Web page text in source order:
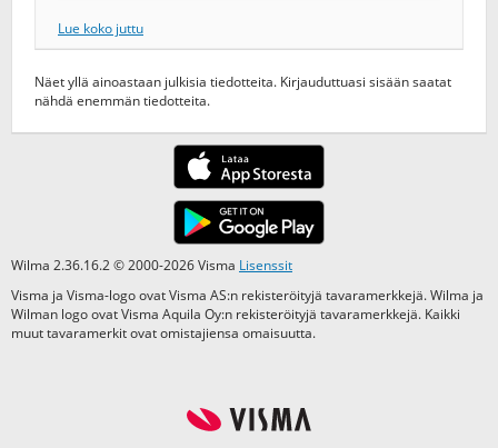
Lue koko juttu
Näet yllä ainoastaan julkisia tiedotteita. Kirjauduttuasi sisään saatat
nähdä enemmän tiedotteita.
Wilma 2.36.16.2 © 2000-2026 Visma Lisenssit
Visma ja Visma-logo ovat Visma AS:n rekisteröityjä tavaramerkkejä. Wilma ja
Wilman logo ovat Visma Aquila Oy:n rekisteröityjä tavaramerkkejä. Kaikki
muut tavaramerkit ovat omistajiensa omaisuutta.